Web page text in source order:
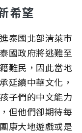
希望
泰國北部清萊市
國政府將逃難至
難民，因此當地
延續中華文化，
子們的中文能力
但他們卻期待每
康大地遊戲或是